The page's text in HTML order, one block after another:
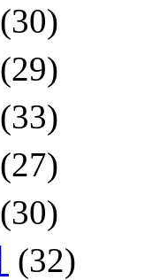
(30)
(29)
(33)
(27)
(30)
(32)